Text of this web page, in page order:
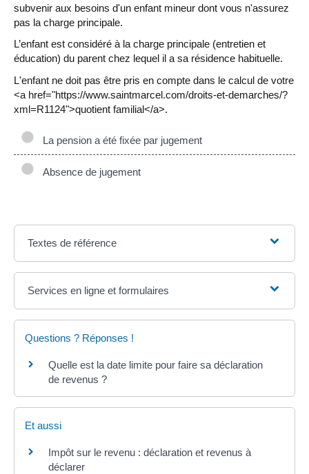
subvenir aux besoins d'un enfant mineur dont vous n'assurez
pas la charge principale.
L’enfant est considéré à la charge principale (entretien et
éducation) du parent chez lequel il a sa résidence habituelle.
L'enfant ne doit pas être pris en compte dans le calcul de votre
<a href="https://www.saintmarcel.com/droits-et-demarches/?
xml=R1124">quotient familial</a>.
La pension a été fixée par jugement
Absence de jugement
Textes de référence
Services en ligne et formulaires
Questions ? Réponses !
Quelle est la date limite pour faire sa déclaration
de revenus ?
Et aussi
Impôt sur le revenu : déclaration et revenus à
déclarer